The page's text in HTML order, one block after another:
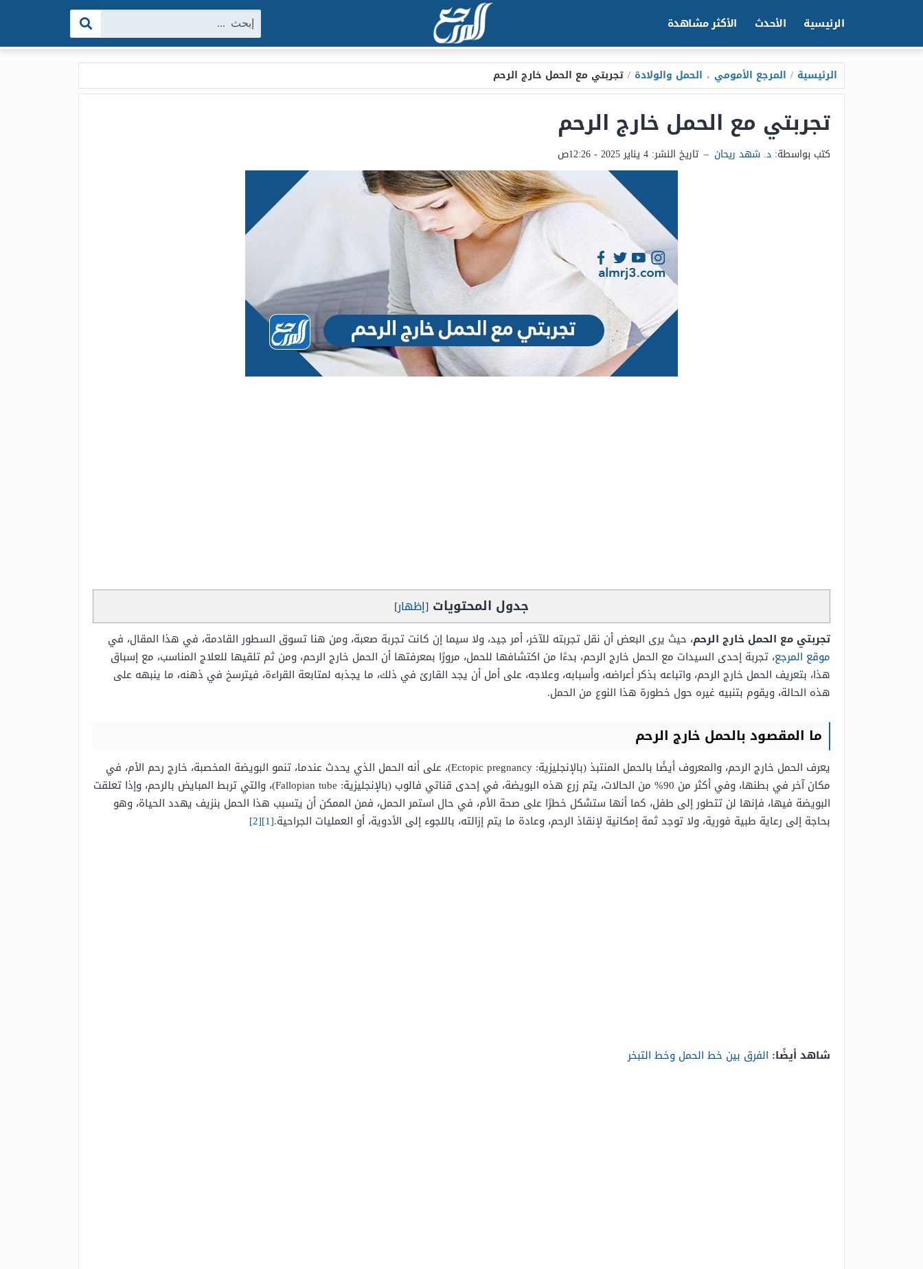
الرئيسية الأحدث الأكثر مشاهدة البحث:
الرئيسية / المرجع الأمومي ، الحمل والولادة / تجربتي مع الحمل خارج الرحم
تجربتي مع الحمل خارج الرحم
كتب بواسطة: د. شهد ريحان – تاريخ النشر: 4 يناير 2025 - 12:26ص
جدول المحتويات [إظهار]
تجربتي مع الحمل خارج الرحم، حيث يرى البعض أن نقل تجربته للآخر، أمر جيد، ولا سيما إن كانت تجربة صعبة، ومن هنا تسوق السطور القادمة، في هذا المقال، في
موقع المرجع، تجربة إحدى السيدات مع الحمل خارج الرحم، بدءًا من اكتشافها للحمل، مرورًا بمعرفتها أن الحمل خارج الرحم، ومن ثم تلقيها للعلاج المناسب، مع إسباق
هذا، بتعريف الحمل خارج الرحم، واتباعه بذكر أعراضه، وأسبابه، وعلاجه، على أمل أن يجد القارئ في ذلك، ما يجذبه لمتابعة القراءة، فيترسخ في ذهنه، ما ينبهه على
هذه الحالة، ويقوم بتنبيه غيره حول خطورة هذا النوع من الحمل.
ما المقصود بالحمل خارج الرحم
يعرف الحمل خارج الرحم، والمعروف أيضًا بالحمل المنتبذ (بالإنجليزية: Ectopic pregnancy)، على أنه الحمل الذي يحدث عندما، تنمو البويضة المخصبة، خارج رحم الأم، في
مكان آخر في بطنها، وفي أكثر من 90% من الحالات، يتم زرع هذه البويضة، في إحدى قناتي فالوب (بالإنجليزية: Fallopian tube)، والتي تربط المبايض بالرحم، وإذا تعلقت
البويضة فيها، فإنها لن تتطور إلى طفل، كما أنها ستشكل خطرًا على صحة الأم، في حال استمر الحمل، فمن الممكن أن يتسبب هذا الحمل بنزيف يهدد الحياة، وهو
بحاجة إلى رعاية طبية فورية، ولا توجد ثمة إمكانية لإنقاذ الرحم، وعادة ما يتم إزالته، باللجوء إلى الأدوية، أو العمليات الجراحية.[1]
[2]
شاهد أيضًا: الفرق بين خط الحمل وخط التبخر